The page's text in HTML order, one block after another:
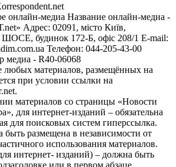
онлайн-медиа Название онлайн-медиа -
Адрес: 02091, місто Київ,
будинок 172-Б, офіс 208/1 E-mail:
Телефон: 044-205-43-00
медиа - R40-06068
любых материалов, размещённых на
при условии ссылки на
материалов со страницы «Новости
для интернет-изданий – обязательна
для поисковых систем гиперссылка.
размещена в независимости от
использования материалов.
интернет- изданий) – должна быть
или в первом абзаце